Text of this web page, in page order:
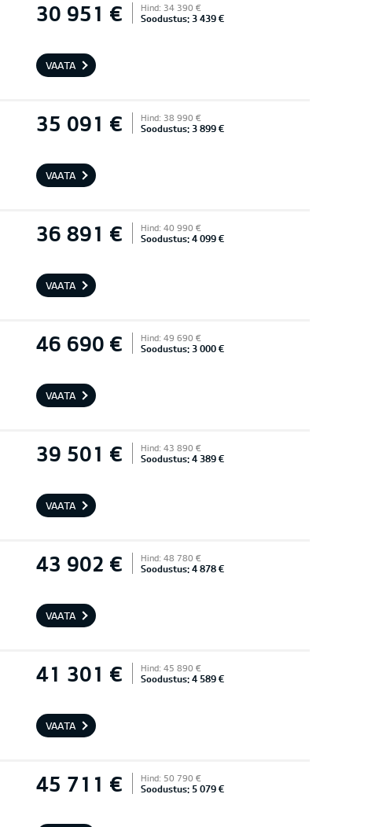
30 951 € Hind: 34 390 €
Soodustus: 3 439 €
VAATA
35 091 € Hind: 38 990 €
Soodustus: 3 899 €
VAATA
36 891 € Hind: 40 990 €
Soodustus: 4 099 €
VAATA
46 690 € Hind: 49 690 €
Soodustus: 3 000 €
VAATA
39 501 € Hind: 43 890 €
Soodustus: 4 389 €
VAATA
43 902 € Hind: 48 780 €
Soodustus: 4 878 €
VAATA
41 301 € Hind: 45 890 €
Soodustus: 4 589 €
VAATA
45 711 € Hind: 50 790 €
Soodustus: 5 079 €